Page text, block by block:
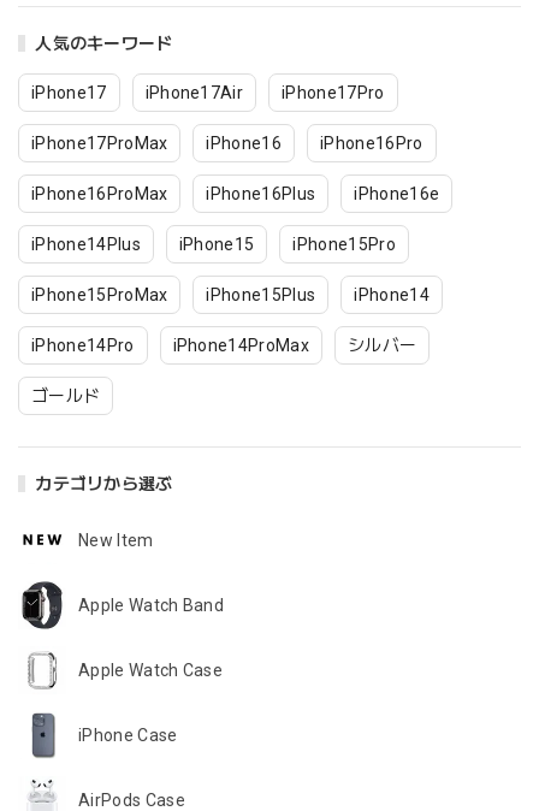
人気のキーワード
iPhone17 iPhone17Air iPhone17Pro
iPhone17ProMax iPhone16 iPhone16Pro
iPhone16ProMax iPhone16Plus iPhone16e
iPhone14Plus iPhone15 iPhone15Pro
iPhone15ProMax iPhone15Plus iPhone14
iPhone14Pro iPhone14ProMax シルバー
ゴールド
カテゴリから選ぶ
New Item
Apple Watch Band
Apple Watch Case
iPhone Case
AirPods Case